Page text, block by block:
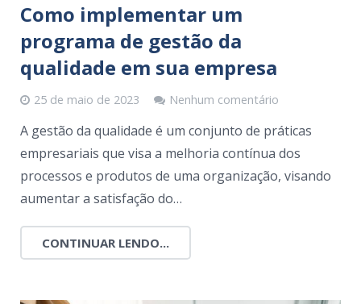
Como implementar um
programa de gestão da
qualidade em sua empresa
25 de maio de 2023 Nenhum comentário
A gestão da qualidade é um conjunto de práticas
empresariais que visa a melhoria contínua dos
processos e produtos de uma organização, visando
aumentar a satisfação do…
CONTINUAR LENDO...